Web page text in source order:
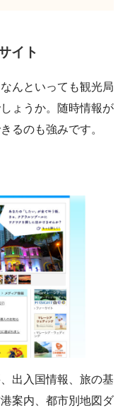
イト
んといっても観光局
ょうか。随時情報が
るのも強みです。
出入国情報、旅の基
案内、都市別地図ダ